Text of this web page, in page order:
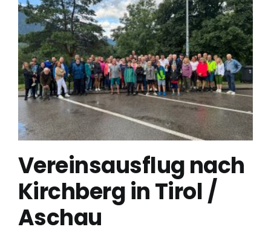
Vereinsausflug nach
Kirchberg in Tirol /
Aschau